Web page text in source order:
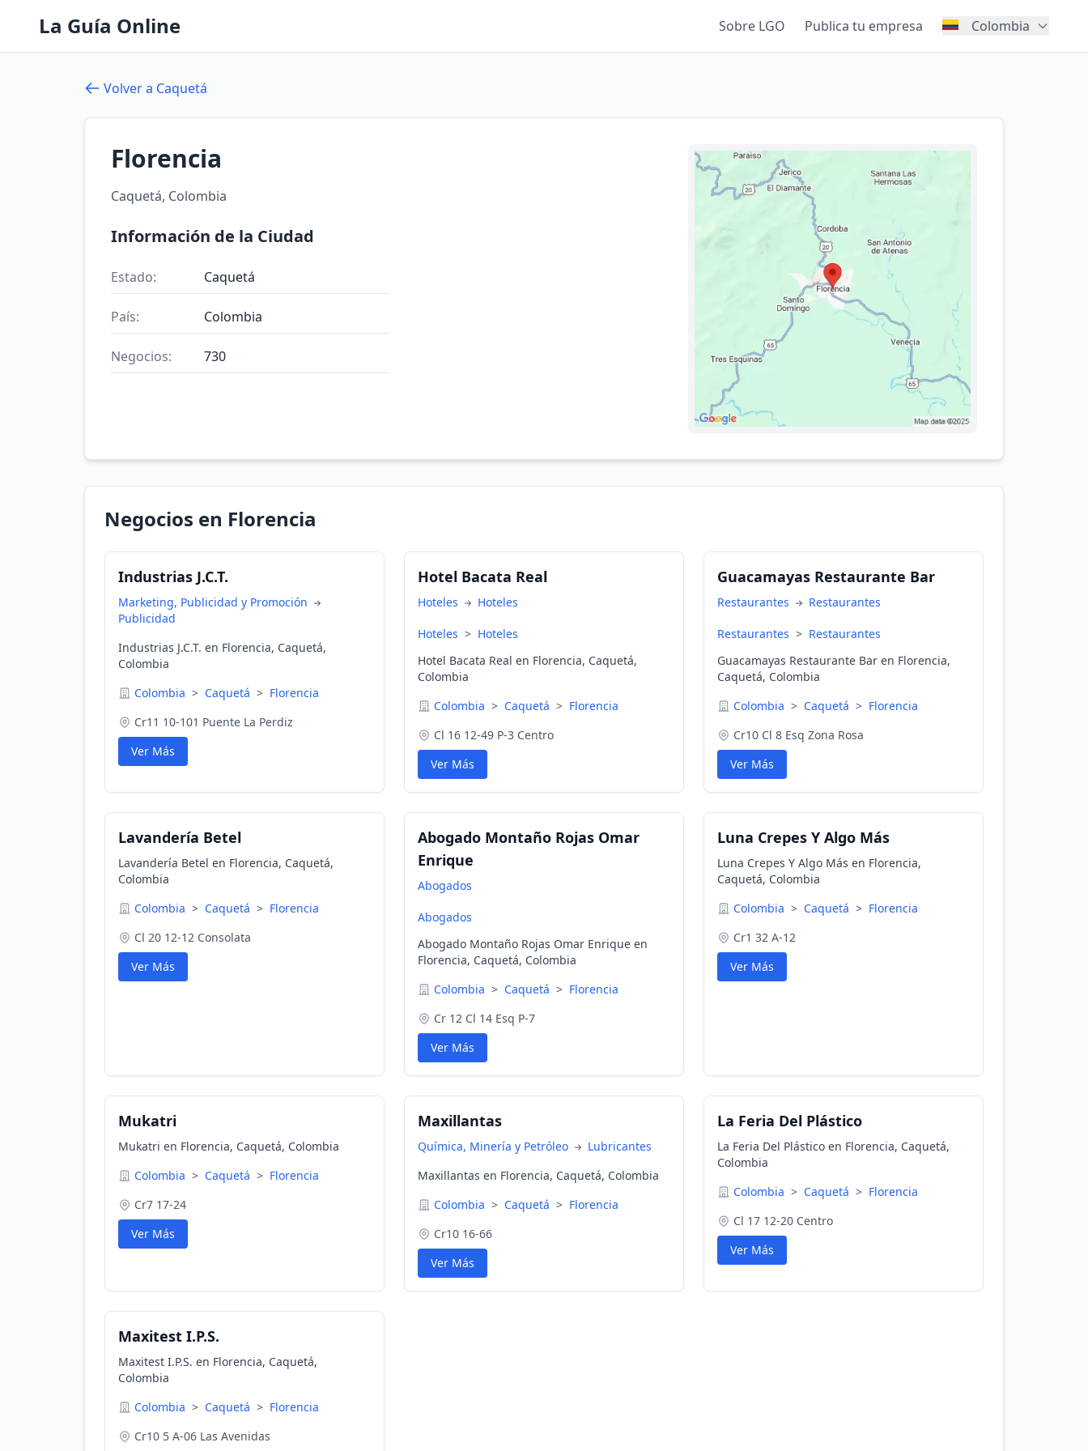
La Guía Online Sobre LGO Publica tu empresa Colombia
Volver a Caquetá
Florencia
Caquetá, Colombia
Información de la Ciudad
Estado: Caquetá
País: Colombia
Negocios: 730
Negocios en Florencia
Industrias J.C.T.
Marketing, Publicidad y Promoción
Publicidad
Industrias J.C.T. en Florencia, Caquetá,
Colombia
Colombia > Caquetá > Florencia
Cr11 10-101 Puente La Perdiz
Ver Más
Hotel Bacata Real
Hoteles Hoteles
Hoteles > Hoteles
Hotel Bacata Real en Florencia, Caquetá,
Colombia
Colombia > Caquetá > Florencia
Cl 16 12-49 P-3 Centro
Ver Más
Guacamayas Restaurante Bar
Restaurantes Restaurantes
Restaurantes > Restaurantes
Guacamayas Restaurante Bar en Florencia,
Caquetá, Colombia
Colombia > Caquetá > Florencia
Cr10 Cl 8 Esq Zona Rosa
Ver Más
Lavandería Betel
Lavandería Betel en Florencia, Caquetá,
Colombia
Colombia > Caquetá > Florencia
Cl 20 12-12 Consolata
Ver Más
Abogado Montaño Rojas Omar
Enrique
Abogados
Abogados
Abogado Montaño Rojas Omar Enrique en
Florencia, Caquetá, Colombia
Colombia > Caquetá > Florencia
Cr 12 Cl 14 Esq P-7
Ver Más
Luna Crepes Y Algo Más
Luna Crepes Y Algo Más en Florencia,
Caquetá, Colombia
Colombia > Caquetá > Florencia
Cr1 32 A-12
Ver Más
Mukatri
Mukatri en Florencia, Caquetá, Colombia
Colombia > Caquetá > Florencia
Cr7 17-24
Ver Más
Maxillantas
Química, Minería y Petróleo
Lubricantes
Maxillantas en Florencia, Caquetá, Colombia
Colombia > Caquetá > Florencia
Cr10 16-66
Ver Más
La Feria Del Plástico
La Feria Del Plástico en Florencia, Caquetá,
Colombia
Colombia > Caquetá > Florencia
Cl 17 12-20 Centro
Ver Más
Maxitest I.P.S.
Maxitest I.P.S. en Florencia, Caquetá,
Colombia
Colombia > Caquetá > Florencia
Cr10 5 A-06 Las Avenidas